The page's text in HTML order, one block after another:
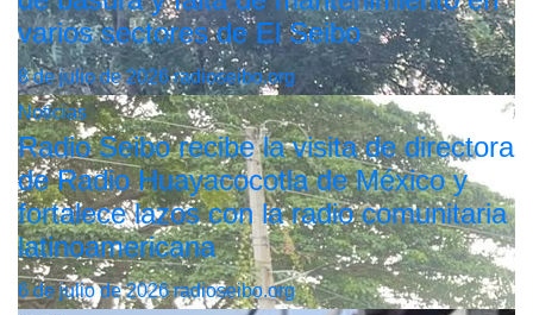
varios sectores de El Seibo
8 de julio de 2026radioseibo.org
Noticias
Radio Seibo recibe la visita de directora
de Radio Huayacocotla de México y
fortalece lazos con la radio comunitaria
latinoamericana
6 de julio de 2026radioseibo.org